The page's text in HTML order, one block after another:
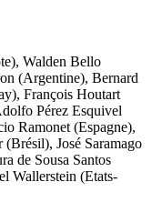
Walden Bello
(Argentine), Bernard
François Houtart
Pérez Esquivel
Ramonet (Espagne),
José Saramago
de Sousa Santos
Wallerstein (Etats-